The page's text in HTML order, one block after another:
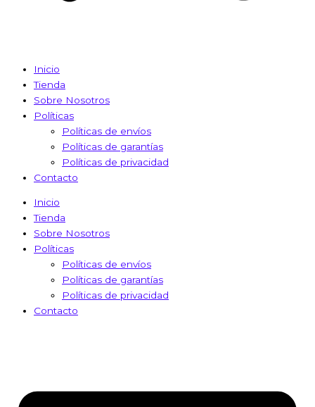
Inicio
Tienda
Sobre Nosotros
Políticas
Políticas de envíos
Políticas de garantías
Políticas de privacidad
Contacto
Inicio
Tienda
Sobre Nosotros
Políticas
Políticas de envíos
Políticas de garantías
Políticas de privacidad
Contacto